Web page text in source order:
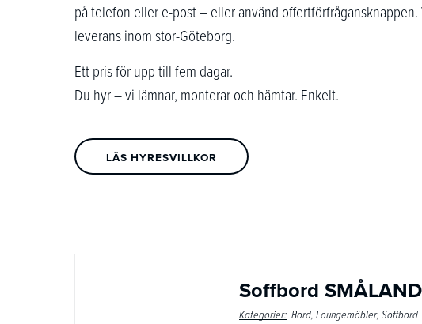
på telefon eller e-post – eller använd
leverans inom stor-Göteborg.
Ett pris för upp till fem dagar.
Du hyr – vi lämnar, monterar och hämtar. Enkelt.
LÄS HYRESVILLKOR
Soffbord
Kategorier: Bord Loungemöbler Soffbord